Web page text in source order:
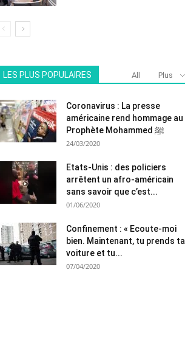
LES PLUS POPULAIRES All Plus
Coronavirus : La presse
américaine rend hommage au
Prophète Mohammed ﷺ
24/03/2020
Etats-Unis : des policiers
arrêtent un afro-américain
sans savoir que c’est...
01/06/2020
Confinement : « Ecoute-moi
bien. Maintenant, tu prends ta
voiture et tu...
07/04/2020